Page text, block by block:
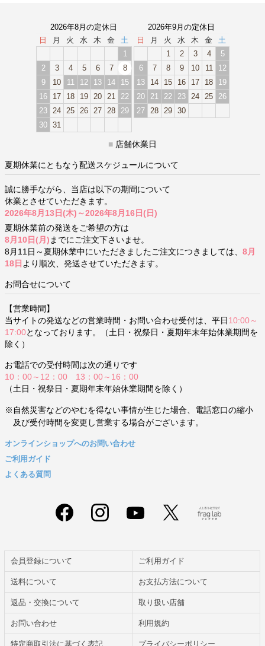
2026年8月の定休日
日
月 火 水 木 金
土
1
2
3 4 5 6 7
8
9
10 11 12 13 14
15
16
17 18 19 20 21
22
23 24 25 26 27 28
29
30 31
2026年9月の定休日
日
月 火 水 木 金
土
1
2 3 4
5
6
7 8 9 10 11
12
13
14 15 16 17 18
19
20
21 22 23 24 25
26
27 28 29 30
■ 店舗休業日
夏期休業にともなう配送スケジュールについて
誠に勝手ながら、当店は以下の期間について
休業とさせていただきます。
2026年8月13日(木)～2026年8月16日(日)
夏期休業前の発送をご希望の方は
8月10日(月) までにご注文下さいませ。
8月11日～夏期休業中にいただきましたご注文につきましては、 8月
18日 より順次、発送させていただきます。
お問合せについて
【営業時間】
当サイトの発送などの営業時間・お問い合わせ受付は、平日 10:00～
17:00となっております。（土日・祝祭日・夏期年末年始休業期間を
除く）
お電話での受付時間は次の通りです
10：00～12：00 13：00～16：00
（土日・祝祭日・夏期年末年始休業期間を除く）
※自然災害などのやむを得ない事情が生じた場合、電話窓口の縮小
及び受付時間を変更し営業する場合がございます。
オンラインショップへのお問い合わせ
ご利用ガイド
よくある質問
会員登録について ご利用ガイド
送料について お支払方法について
返品・交換について 取り扱い店舗
お問い合わせ 利用規約
特定商取引法に基づく表記 プライバシーポリシー